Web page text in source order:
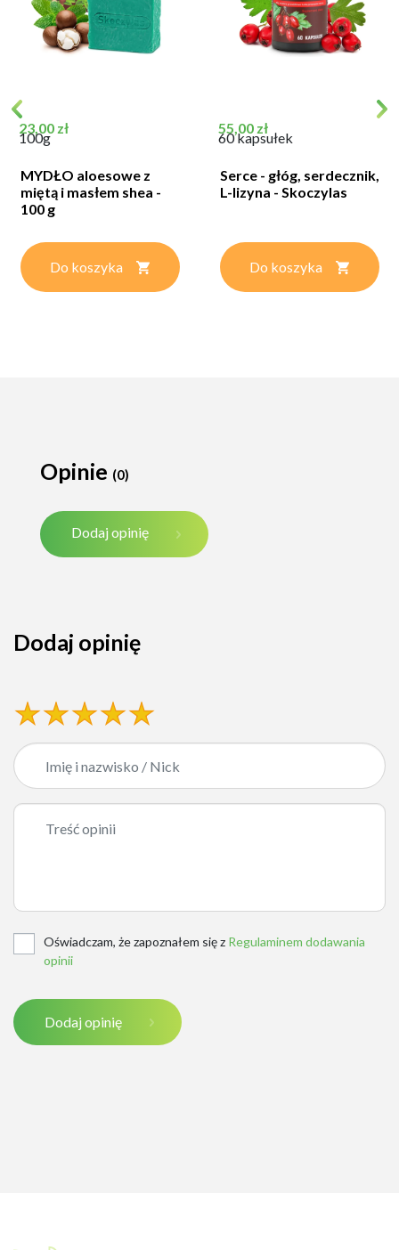
Cena
23,00 zł
100g
MYDŁO aloesowe z
miętą i masłem shea -
100 g
Do koszyka
Cena
55,00 zł
60 kapsułek
Serce - głóg, serdecznik,
L-lizyna - Skoczylas
Do koszyka
Opinie (0)
Dodaj opinię
Dodaj opinię
Oświadczam, że zapoznałem się z Regulaminem dodawania
opinii
Dodaj opinię